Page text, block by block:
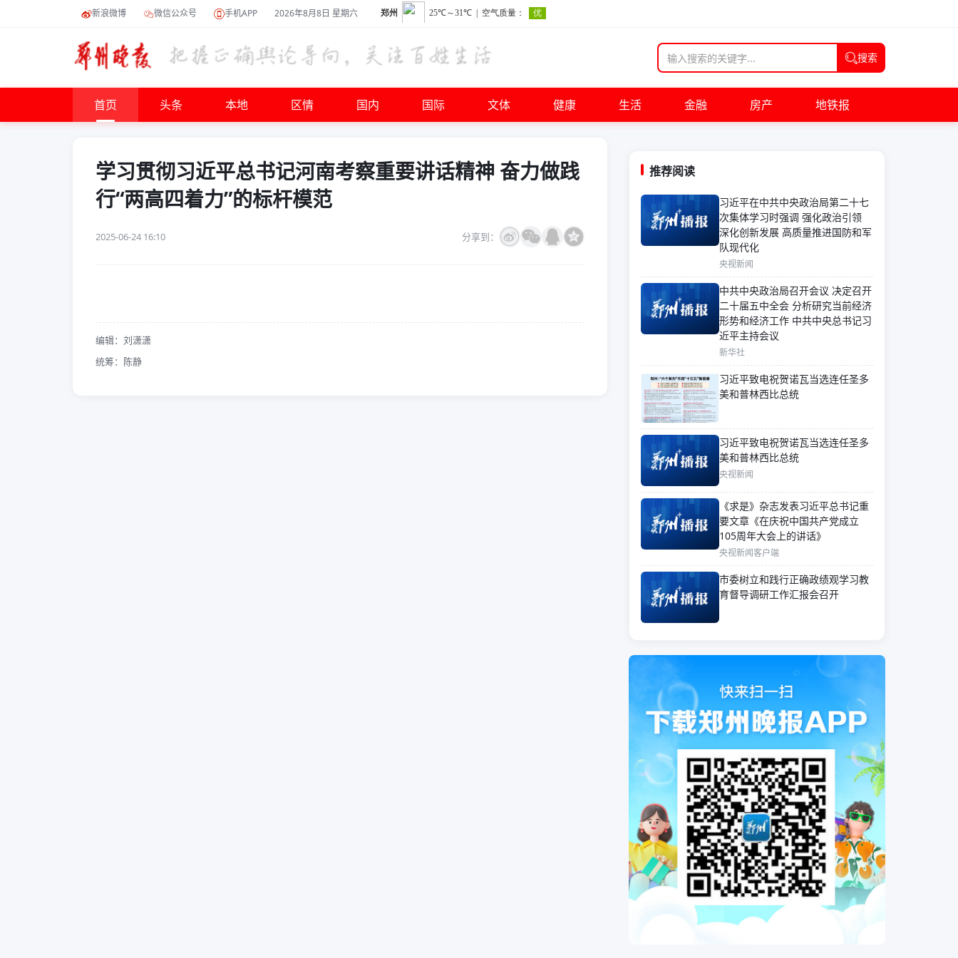
新浪微博 微信公众号 手机APP 2026年8月8日 星期六
搜索
首页 头条 本地 区情 国内 国际 文体 健康 生活 金融 房产 地铁报
学习贯彻习近平总书记河南考察重要讲话精神 奋力做践
行“两高四着力”的标杆模范
2025-06-24 16:10 分享到：
编辑：刘潇潇
统筹：陈静
推荐阅读
习近平在中共中央政治局第二十七
次集体学习时强调 强化政治引领
深化创新发展 高质量推进国防和军
队现代化
央视新闻
中共中央政治局召开会议 决定召开
二十届五中全会 分析研究当前经济
形势和经济工作 中共中央总书记习
近平主持会议
新华社
习近平致电祝贺诺瓦当选连任圣多
美和普林西比总统
习近平致电祝贺诺瓦当选连任圣多
美和普林西比总统
央视新闻
《求是》杂志发表习近平总书记重
要文章《在庆祝中国共产党成立
105周年大会上的讲话》
央视新闻客户端
市委树立和践行正确政绩观学习教
育督导调研工作汇报会召开